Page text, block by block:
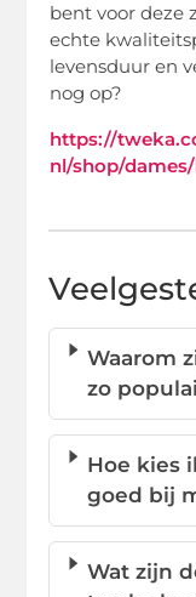
bent voor deze
echte
levensduur en
nog op?
https://
nl/shop/
Waarom
zo
Hoe kies
goed bij
Wat zijn